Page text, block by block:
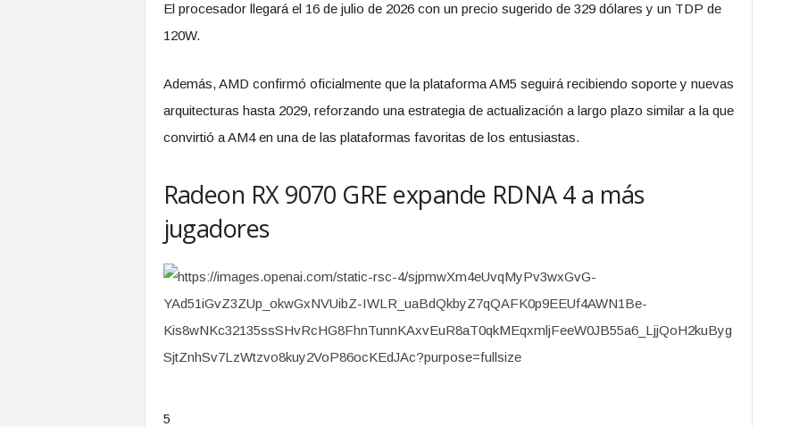
El procesador llegará el 16 de julio de 2026 con un precio sugerido de 329 dólares y un TDP de
120W.
Además, AMD confirmó oficialmente que la plataforma AM5 seguirá recibiendo soporte y nuevas
arquitecturas hasta 2029, reforzando una estrategia de actualización a largo plazo similar a la que
convirtió a AM4 en una de las plataformas favoritas de los entusiastas.
Radeon RX 9070 GRE expande RDNA 4 a más
jugadores
5